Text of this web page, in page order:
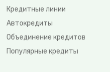
Кредитные линии
Автокредиты
Объединение кредитов
Популярные кредиты